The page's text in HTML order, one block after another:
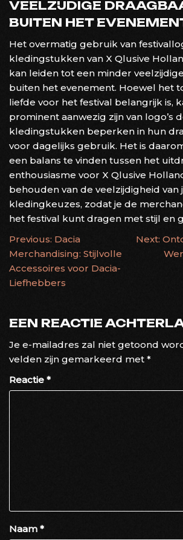
VEELZIJDIGE
BUITEN HET
Het overmatig gebruik van
kledingstukken van X Qlusive
kan leiden tot een minder
buiten het evenement. Hoewel het
liefde voor het festival belangrijk is,
prominent aanwezig zijn van logo’s
kledingstukken beperken in hun
voor dagelijks gebruik. Het is
een balans te vinden tussen het
enthousiasme voor X Qlusive
behouden van de veelzijdigheid van
kledingkeuzes, zodat je de
het festival kunt dragen met stijl en
BERICHTNAVIGATIE
Previous: Dacia
Merchandising: Stijlvolle
Accessoires voor Dacia-
Liefhebbers
Next:
EEN REACTIE
Je e-mailadres zal niet getoond
velden zijn gemarkeerd met *
Reactie *
Naam *